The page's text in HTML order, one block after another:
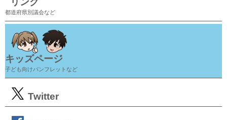
都道府県別議会など
キッズページ
子ども向けパンフレットなど
Twitter